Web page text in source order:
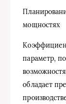
мощностях
параметр,
обладает